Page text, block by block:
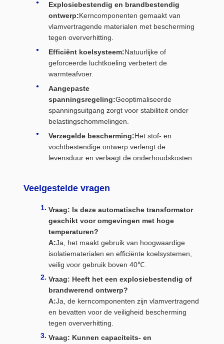
Explosiebestendig en brandbestendig
ontwerp:Kerncomponenten gemaakt van
vlamvertragende materialen met bescherming
tegen oververhitting.
Efficiënt koelsysteem:Natuurlijke of
geforceerde luchtkoeling verbetert de
warmteafvoer.
Aangepaste
spanningsregeling:Geoptimaliseerde
spanningsuitgang zorgt voor stabiliteit onder
belastingschommelingen.
Verzegelde bescherming:Het stof- en
vochtbestendige ontwerp verlengt de
levensduur en verlaagt de onderhoudskosten.
Veelgestelde vragen
Vraag: Is deze automatische transformator
geschikt voor omgevingen met hoge
temperaturen?
A:Ja, het maakt gebruik van hoogwaardige
isolatiematerialen en efficiënte koelsystemen,
veilig voor gebruik boven 40℃.
Vraag: Heeft het een explosiebestendig of
brandwerend ontwerp?
A:Ja, de kerncomponenten zijn vlamvertragend
en bevatten voor de veiligheid bescherming
tegen oververhitting.
Vraag: Kunnen capaciteits- en